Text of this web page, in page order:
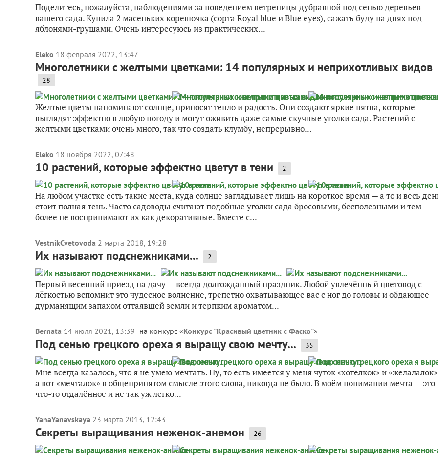
Поделитесь, пожалуйста, наблюдениями за поведением ветреницы дубравной под сенью деревьев
вашего сада. Купила 2 масеньких корешочка (сорта Royal blue и Blue eyes), сажать буду на днях под
яблонями-грушами. Очень интересуюсь из практических...
Eleko 18 февраля 2022, 13:47
Многолетники с желтыми цветками: 14 популярных и неприхотливых видов
28
Желтые цветы напоминают солнце, приносят тепло и радость. Они создают яркие пятна, которые
выглядят эффектно в любую погоду и могут оживить даже самые скучные уголки сада. Растений с
желтыми цветками очень много, так что создать клумбу, непрерывно...
Eleko 18 ноября 2022, 07:48
10 растений, которые эффектно цветут в тени 2
На любом участке есть такие места, куда солнце заглядывает лишь на короткое время — а то и весь
стоит полная тень. Часто садоводы считают подобные уголки сада бросовыми, бесполезными и тем
более не воспринимают их как декоративные. Вместе с...
VestnikCvetovoda 2 марта 2018, 19:28
Их называют подснежниками... 2
Первый весенний приезд на дачу — всегда долгожданный праздник. Любой увлечённый цветовод с
лёгкостью вспомнит это чудесное волнение, трепетно охватывающее вас с ног до головы и обдающее
дурманящим запахом оттаявшей земли и терпким ароматом...
Bernata 14 июля 2021, 13:39 на конкурс «Конкурс "Красивый цветник с Фаско"»
Под сенью грецкого ореха я выращу свою мечту... 35
Мне всегда казалось, что я не умею мечтать. Ну, то есть имеется у меня чуток «хотелкок» и
а вот «мечталок» в общепринятом смысле этого слова, никогда не было. В моём понимании мечта — это
что-то отдалённое и не так уж легко...
YanaYanavskaya 23 марта 2013, 12:43
Секреты выращивания неженок-анемон 26